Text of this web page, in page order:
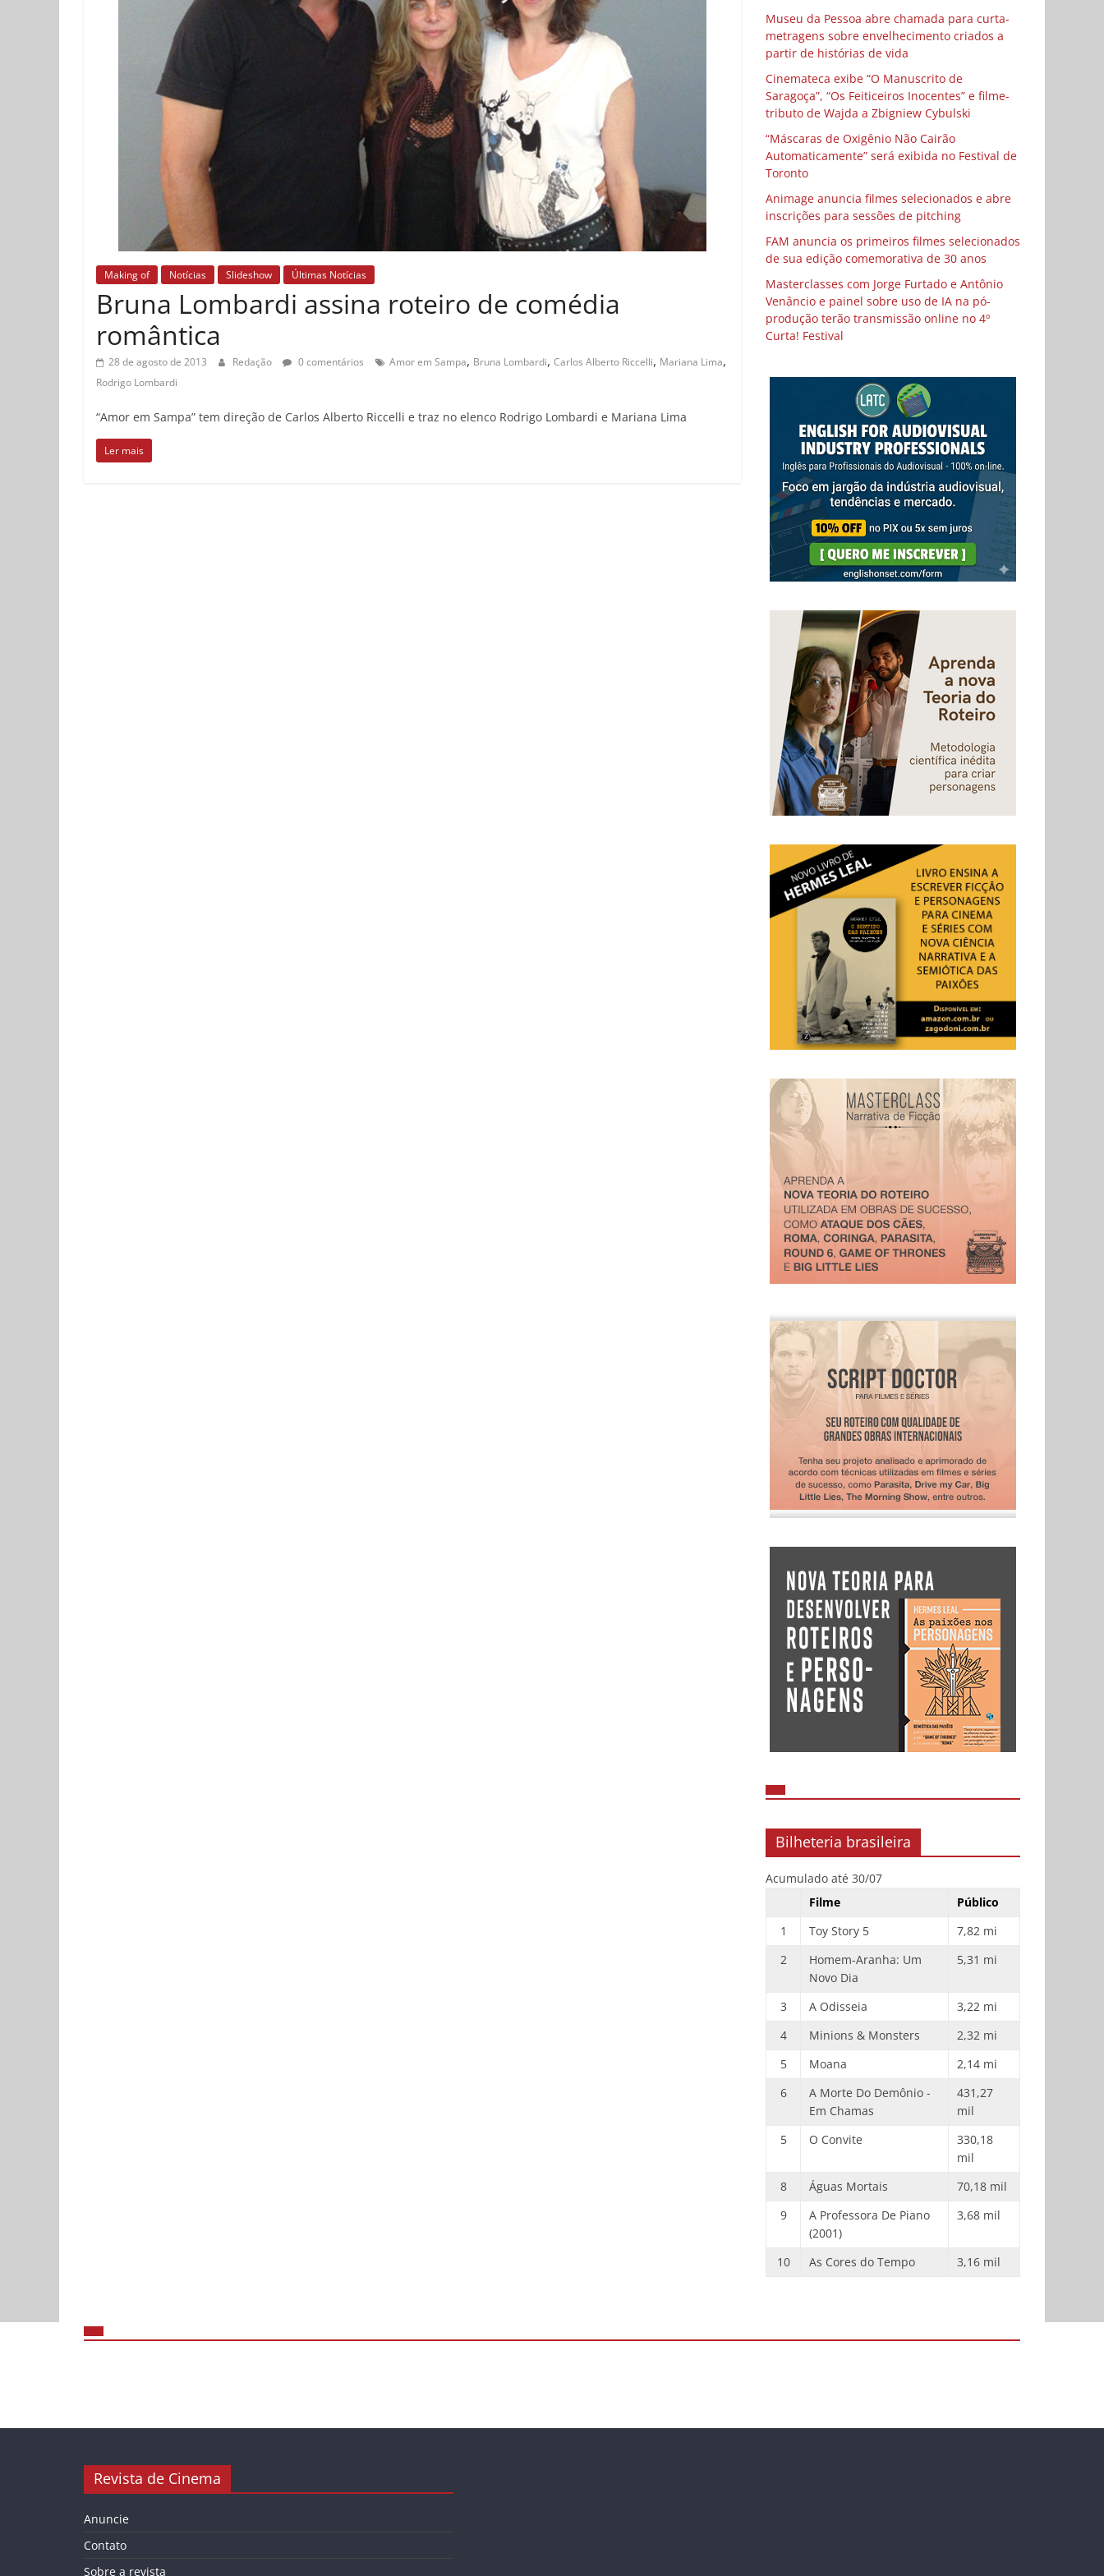
Making of Notícias Slideshow Últimas Notícias
Bruna Lombardi assina roteiro de comédia
romântica
28 de agosto de 2013 Redação 0 comentários Amor em Sampa, Bruna Lombardi, Carlos Alberto Riccelli, Mariana Lima,
Rodrigo Lombardi
“Amor em Sampa” tem direção de Carlos Alberto Riccelli e traz no elenco Rodrigo Lombardi e Mariana Lima
Ler mais
Museu da Pessoa abre chamada para curta-
metragens sobre envelhecimento criados a
partir de histórias de vida
Cinemateca exibe “O Manuscrito de
Saragoça”, “Os Feiticeiros Inocentes” e filme-
tributo de Wajda a Zbigniew Cybulski
“Máscaras de Oxigênio Não Cairão
Automaticamente” será exibida no Festival de
Toronto
Animage anuncia filmes selecionados e abre
inscrições para sessões de pitching
FAM anuncia os primeiros filmes selecionados
de sua edição comemorativa de 30 anos
Masterclasses com Jorge Furtado e Antônio
Venâncio e painel sobre uso de IA na pó-
produção terão transmissão online no 4º
Curta! Festival
Bilheteria brasileira
Acumulado até 30/07
Filme
Público
1
Toy Story 5
7,82 mi
2
Homem-Aranha: Um
Novo Dia
5,31 mi
3 A Odisseia
3,22 mi
4
Minions & Monsters
2,32 mi
5
Moana
2,14 mi
6
A Morte Do Demônio -
Em Chamas
431,27
mil
5
O Convite
330,18
mil
8
Águas Mortais
70,18 mil
9
A Professora De Piano
(2001)
3,68 mil
10 As Cores do Tempo 3,16 mil
Revista de Cinema
Anuncie
Contato
Sobre a revista